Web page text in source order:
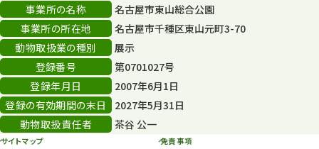
その他
その他イベント
スカイタワー
年末年始のイベント
秋まつり
事業所の名称
名古屋市東山総合公園
事業所の所在地
名古屋市千種区東山元町3-70
動物取扱業の種別
展示
登録番号
第0701027号
登録年月日
2007年6月1日
登録の有効期間の末日
2027年5月31日
動物取扱責任者
茶谷 公一
サイトマップ
免責事項